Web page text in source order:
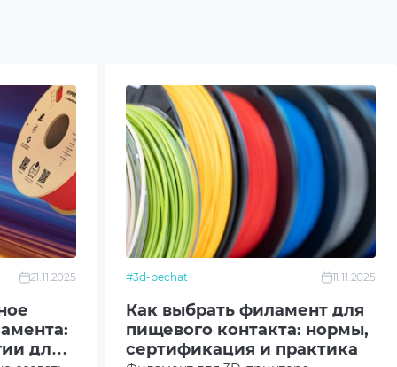
21.11.2025
для
#3d-pechat 11.11.2025
Как выбрать филамент для
пищевого контакта: нормы,
сертификация и практика
и хранения.
мм),
— свойство
техники;
производителя.